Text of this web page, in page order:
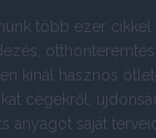
több ezer
kínál hasznos
cégekről,
anyagot saját